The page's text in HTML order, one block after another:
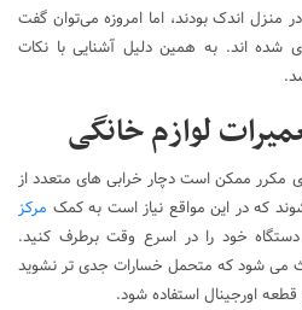
منزل اندک بودند، اما امروزه می‌توان گفت
شده اند. به همین دلیل آشنایی با نکات
لوازم خانگی
ی مکرر ممکن است دچار خرابی های متعدد از
که در این مواقع نیاز است به کمک مرکز
خود را در اسرع وقت برطرف کنید.
شود که متحمل خسارات جدی تر نشوید
اورجینال استفاده شود.